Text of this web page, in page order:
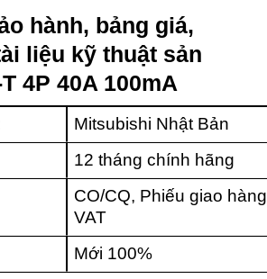
hành, bảng giá,
liệu kỹ thuật sản
4P 40A 100mA
Mitsubishi Nhật Bản
12 tháng chính hãng
CO/CQ, Phiếu giao
VAT
Mới 100%